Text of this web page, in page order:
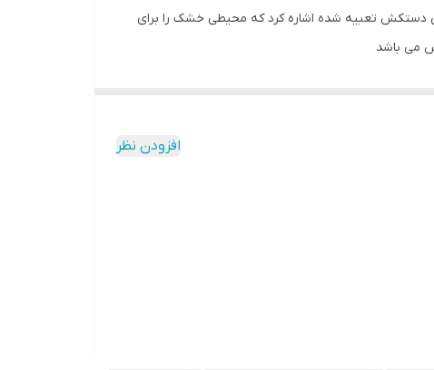
تعبیه شده اشاره کرد که محیطی خشک را برای
می باشد
افزودن نظر